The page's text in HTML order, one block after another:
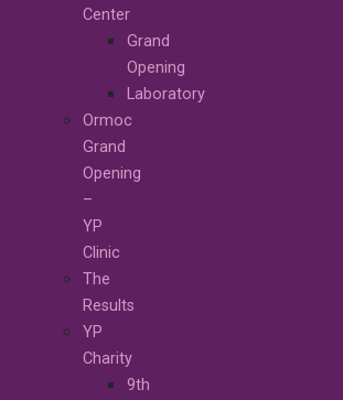
Center
Grand
Opening
Laboratory
Ormoc
Grand
Opening
–
YP
Clinic
The
Results
YP
Charity
9th